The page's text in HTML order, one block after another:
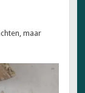
maar